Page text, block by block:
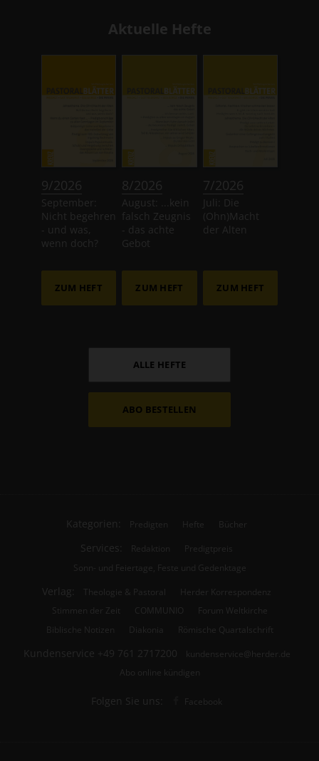
Aktuelle Hefte
9/2026
September:
Nicht begehren
- und was,
wenn doch?
ZUM HEFT
8/2026
August: ...kein
falsch Zeugnis
- das achte
Gebot
ZUM HEFT
7/2026
Juli: Die
(Ohn)Macht
der Alten
ZUM HEFT
ALLE HEFTE
ABO BESTELLEN
Kategorien: Predigten Hefte Bücher
Services: Redaktion
Predigtpreis
Sonn- und Feiertage, Feste und Gedenktage
Verlag: Theologie & Pastoral
Herder Korrespondenz
Stimmen der Zeit
COMMUNIO
Forum Weltkirche
Biblische Notizen
Diakonia Römische Quartalschrift
Kundenservice +49 761 2717200
kundenservice@herder.de
Abo online kündigen
Folgen Sie uns: Facebook